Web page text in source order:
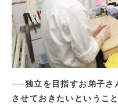
──独立を目指すお弟子さ
させておきたいということ